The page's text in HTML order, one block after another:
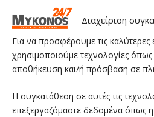
Διαχείριση
Για να προσφέρουμε τις καλύτερες
χρησιμοποιούμε τεχνολογίες
αποθήκευση και/ή πρόσβαση σε
Η συγκατάθεση σε αυτές τις
επεξεργαζόμαστε δεδομένα όπως